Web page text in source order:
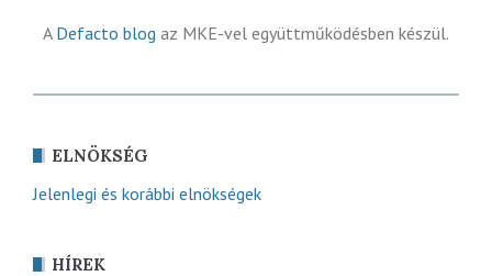
A Defacto blog az MKE-vel együttműködésben készül.
ELNÖKSÉG
Jelenlegi és korábbi elnökségek
HÍREK